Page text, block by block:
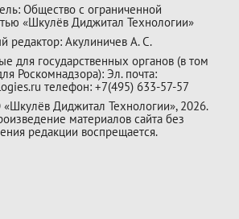
Общество с ограниченной
«Шкулёв Диджитал Технологии»
редактор: Акулиничев А. С.
для государственных органов (в том
Роскомнадзора): Эл. почта:
телефон: +7(495) 633-57-57
Диджитал Технологии», 2026.
материалов сайта без
редакции воспрещается.